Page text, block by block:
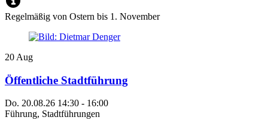
Regelmäßig von Ostern bis 1. November
20 Aug
Öffentliche Stadtführung
Do. 20.08.26 14:30 - 16:00
Führung, Stadtführungen